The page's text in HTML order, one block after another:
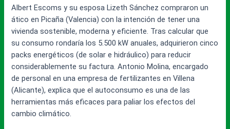
Albert Escoms y su esposa Lizeth Sánchez compraron un
ático en Picaña (Valencia) con la intención de tener una
vivienda sostenible, moderna y eficiente. Tras calcular que
su consumo rondaría los 5.500 kW anuales, adquirieron cinco
packs energéticos (de solar e hidráulico) para reducir
considerablemente su factura. Antonio Molina, encargado
de personal en una empresa de fertilizantes en Villena
(Alicante), explica que el autoconsumo es una de las
herramientas más eficaces para paliar los efectos del
cambio climático.